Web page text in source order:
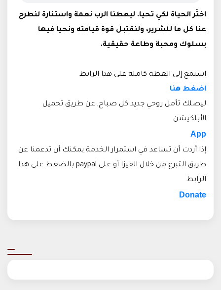
اختَر الحياة لكي تحيا. ليعطنا الرب نعمة واستنارة لنطرح
عنا كل ما للشرير، ولنقتبل قوة قيامته ونحيا فيها
بسلوك ومحبة وطاعة حقيقية.
استمع إلى العظة كاملة على هذا الرابط
اضغط هنا
ليصلك تأمل روحي جديد كل صباح, عن طريق تحميل
الأبلكيشن
App
إذا أردت أن تساعد في استمرار الخدمة يمكنك أن تدعمنا عن
طريق التبرع من خلال الفيزا أو على paypal بالضغط على هذا
الرابط
Donate